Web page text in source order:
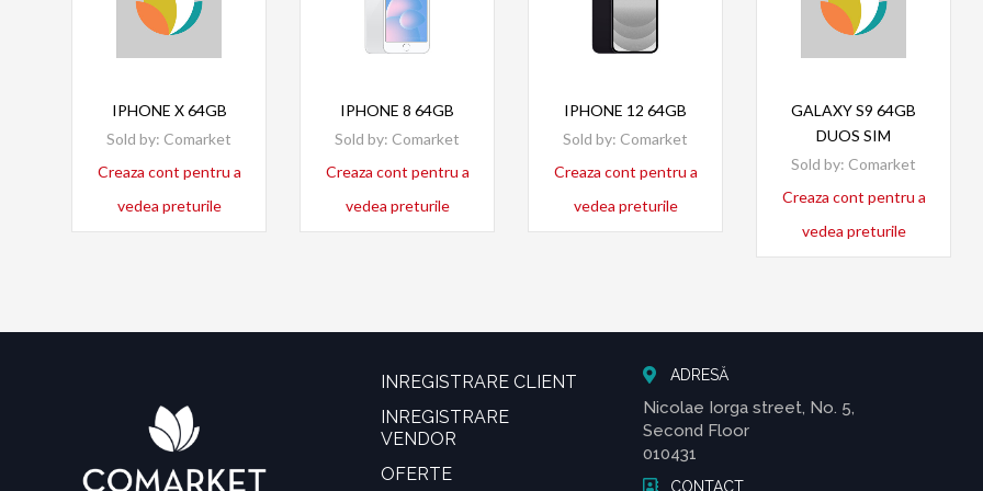
IPHONE X 64GB
Sold by: Comarket
Creaza cont pentru a
vedea preturile
IPHONE 8 64GB
Sold by: Comarket
Creaza cont pentru a
vedea preturile
IPHONE 12 64GB
Sold by: Comarket
Creaza cont pentru a
vedea preturile
GALAXY S9 64GB
DUOS SIM
Sold by: Comarket
Creaza cont pentru a
vedea preturile
INREGISTRARE CLIENT
INREGISTRARE
VENDOR
OFERTE
ADRESĂ
Nicolae Iorga street, No. 5,
Second Floor
010431
CONTACT